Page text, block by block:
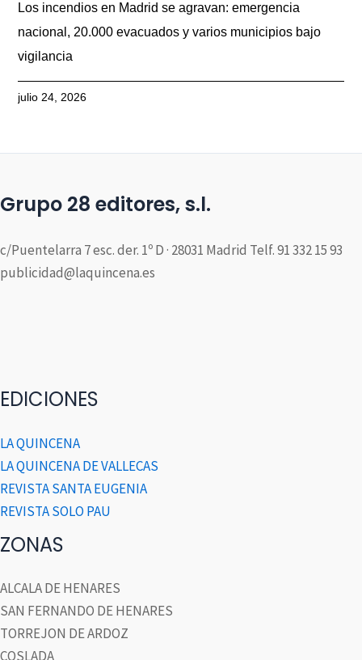
Los incendios en Madrid se agravan: emergencia
nacional, 20.000 evacuados y varios municipios bajo
vigilancia
julio 24, 2026
Grupo 28 editores, s.l.
c/Puentelarra 7 esc. der. 1º D · 28031 Madrid Telf. 91 332 15 93
publicidad@laquincena.es
EDICIONES
LA QUINCENA
LA QUINCENA DE VALLECAS
REVISTA SANTA EUGENIA
REVISTA SOLO PAU
ZONAS
ALCALA DE HENARES
SAN FERNANDO DE HENARES
TORREJON DE ARDOZ
COSLADA